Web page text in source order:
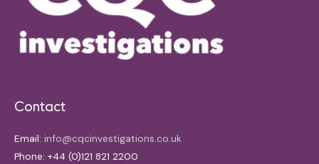
Contact
Email: info@cqcinvestigations.co.uk
Phone: +44 (0)121 821 2200